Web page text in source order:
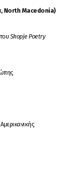
North Macedonia)
Skopje Poetry